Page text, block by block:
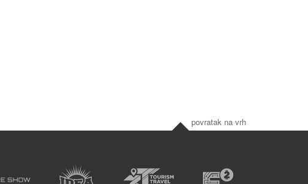
povratak na vrh